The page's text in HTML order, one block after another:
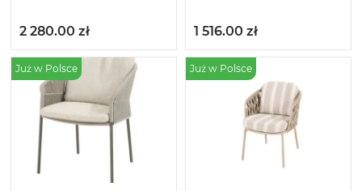
2 280.00 zł 1 516.00 zł
Już w Polsce Już w Polsce